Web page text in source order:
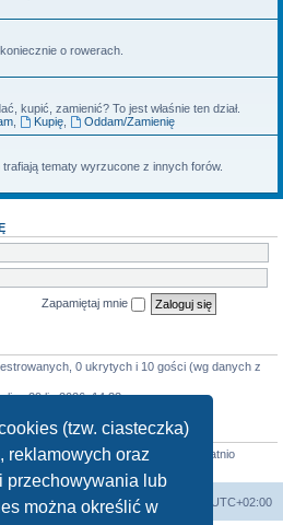
(tzw. ciasteczka)
reklamowych oraz
przechowywania lub
można określić w
o rowerach.
kupić, zamienić? To jest właśnie ten dział.
, Kupię, Oddam/Zamienię
tematy wyrzucone z innych forów.
Zapamiętaj mnie
0 ukrytych i 10 gości (wg danych z
29 lip 2026, 14:33
899• Liczba użytkowników:
• Ostatnio
Strefa czasowa UTC+02:00